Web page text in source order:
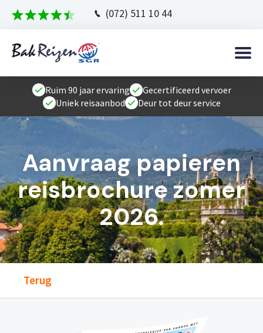
(072) 511 10 44
Ruim 90 jaar ervaring
Gecertificeerd vervoer
Uniek reisaanbod
Deur tot deur service
Aanvraag papieren
reisbrochure zomer
2026.
Terug